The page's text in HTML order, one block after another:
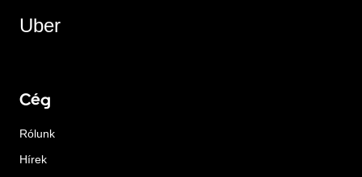
Uber
Cég
Rólunk
Hírek